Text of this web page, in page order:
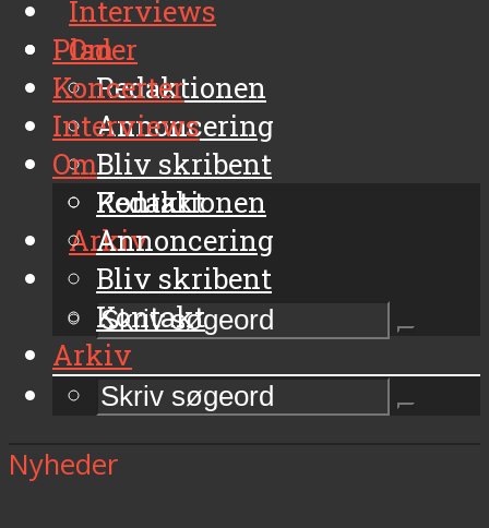
Interviews
Om
Redaktionen
Annoncering
Bliv skribent
Kontakt
Arkiv
Plader
Koncerter
Interviews
Om
Redaktionen
Annoncering
Bliv skribent
Kontakt
Arkiv
Nyheder